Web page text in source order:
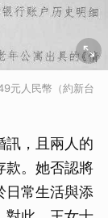
元人民幣（約新台
訊，且兩人的
款。她否認將
日常生活與添